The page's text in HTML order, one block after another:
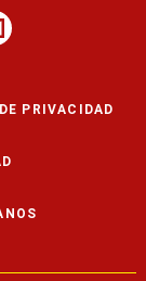
PRIVACIDAD